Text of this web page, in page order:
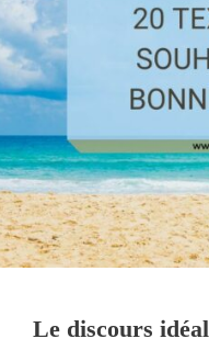
Le discours idéal